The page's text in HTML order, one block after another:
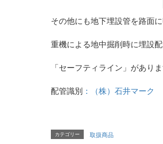
その他にも地下埋設管を路面
重機による地中掘削時に埋設
「セーフティライン」がありま
配管識別 ：（株）石井マーク
カテゴリー 取扱商品